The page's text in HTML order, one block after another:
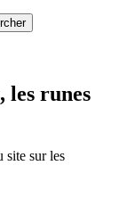
les runes
site sur les